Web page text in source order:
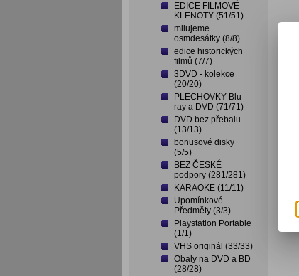
EDICE FILMOVÉ
KLENOTY (51/51)
milujeme
osmdesátky (8/8)
edice historických
filmů (7/7)
3DVD - kolekce
(20/20)
PLECHOVKY Blu-
ray a DVD (71/71)
DVD bez přebalu
(13/13)
bonusové disky
(5/5)
BEZ ČESKÉ
podpory (281/281)
KARAOKE (11/11)
Upomínkové
Předměty (3/3)
Playstation Portable
(1/1)
VHS originál (33/33)
Obaly na DVD a BD
(28/28)